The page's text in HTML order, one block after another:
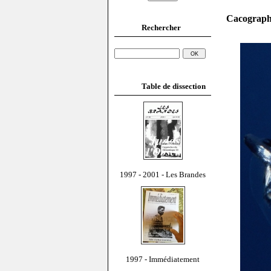
Rechercher
Table de dissection
1997 - 2001 - Les Brandes
1997 - Immédiatement